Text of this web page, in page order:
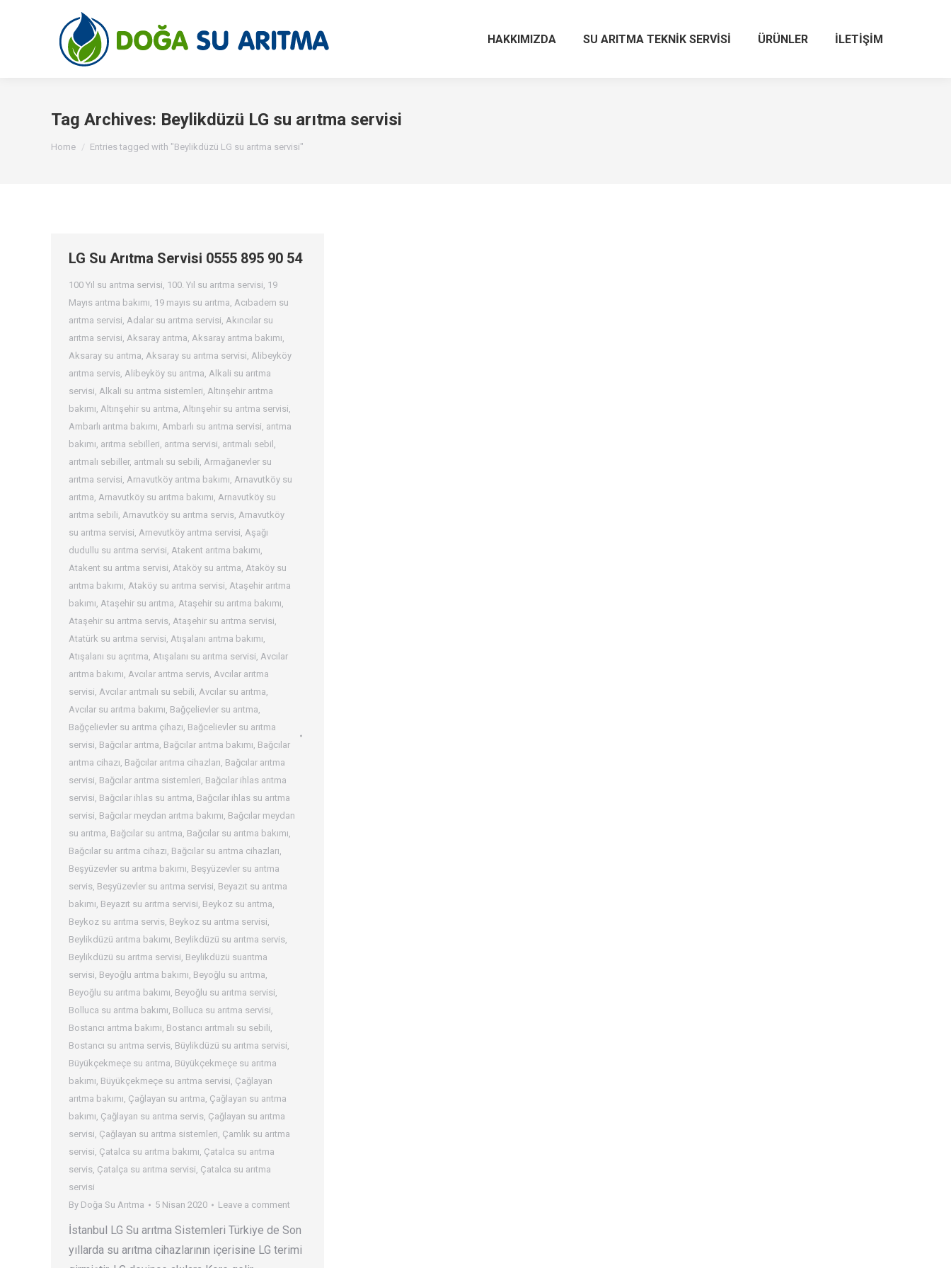
HAKKIMIZDA SU ARITMA TEKNIK SERVISI ÜRÜNLER İLETIŞIM
Tag Archives: Beylikdüzü LG su arıtma servisi
You are here:
Home Entries tagged with "Beylikdüzü LG su arıtma servisi"
LG Su Arıtma Servisi 0555 895 90 54
100 Yıl su arıtma servisi, 100. Yıl su arıtma servisi, 19
Mayıs arıtma bakımı, 19 mayıs su arıtma, Acıbadem su
arıtma servisi, Adalar su arıtma servisi, Akıncılar su
arıtma servisi, Aksaray arıtma, Aksaray arıtma bakımı,
Aksaray su arıtma, Aksaray su arıtma servisi, Alibeyköy
arıtma servis, Alibeyköy su arıtma, Alkali su arıtma
servisi, Alkali su arıtma sistemleri, Altınşehir arıtma
bakımı, Altınşehir su arıtma, Altınşehir su arıtma servisi,
Ambarlı arıtma bakımı, Ambarlı su arıtma servisi, arıtma
bakımı, arıtma sebilleri, arıtma servisi, arıtmalı sebil ,
arıtmalı sebiller, arıtmalı su sebili, Armağanevler su
arıtma servisi, Arnavutköy arıtma bakımı, Arnavutköy su
arıtma, Arnavutköy su arıtma bakımı, Arnavutköy su
arıtma sebili, Arnavutköy su arıtma servis, Arnavutköy
su arıtma servisi, Arnevutköy arıtma servisi, Aşağı
dudullu su arıtma servisi, Atakent arıtma bakımı,
Atakent su arıtma servisi, Ataköy su arıtma, Ataköy su
arıtma bakımı, Ataköy su arıtma servisi, Ataşehir arıtma
bakımı, Ataşehir su arıtma, Ataşehir su arıtma bakımı,
Ataşehir su arıtma servis, Ataşehir su arıtma servisi,
Atatürk su arıtma servisi, Atışalanı arıtma bakımı,
Atışalanı su açrıtma, Atışalanı su arıtma servisi, Avcılar
arıtma bakımı, Avcılar arıtma servis, Avcılar arıtma
servisi, Avcılar arıtmalı su sebili, Avcılar su arıtma,
Avcılar su arıtma bakımı, Bağçelievler su arıtma,
Bağçelievler su arıtma çihazı, Bağcelievler su arıtma
servisi, Bağcılar arıtma, Bağcılar arıtma bakımı, Bağcılar
arıtma cihazı, Bağcılar arıtma cihazları, Bağcılar arıtma
servisi, Bağcılar arıtma sistemleri, Bağcılar ihlas arıtma
servisi, Bağcılar ihlas su arıtma, Bağcılar ihlas su arıtma
servisi, Bağcılar meydan arıtma bakımı, Bağcılar meydan
su arıtma, Bağcılar su arıtma, Bağcılar su arıtma bakımı,
Bağcılar su arıtma cihazı, Bağcılar su arıtma cihazları,
Beşyüzevler su arıtma bakımı, Beşyüzevler su arıtma
servis, Beşyüzevler su arıtma servisi, Beyazıt su arıtma
bakımı, Beyazıt su arıtma servisi, Beykoz su arıtma,
Beykoz su arıtma servis, Beykoz su arıtma servisi,
Beylikdüzü arıtma bakımı, Beylikdüzü su arıtma servis,
Beylikdüzü su arıtma servisi, Beylikdüzü suarıtma
servisi, Beyoğlu arıtma bakımı, Beyoğlu su arıtma,
Beyoğlu su arıtma bakımı, Beyoğlu su arıtma servisi,
Bolluca su arıtma bakımı, Bolluca su arıtma servisi,
Bostancı arıtma bakımı, Bostancı arıtmalı su sebili,
Bostancı su arıtma servis, Büylikdüzü su arıtma servisi,
Büyükçekmeçe su arıtma, Büyükçekmeçe su arıtma
bakımı, Büyükçekmeçe su arıtma servisi, Çağlayan
arıtma bakımı, Çağlayan su arıtma, Çağlayan su arıtma
bakımı, Çağlayan su arıtma servis, Çağlayan su arıtma
servisi, Çağlayan su arıtma sistemleri, Çamlık su arıtma
servisi, Çatalca su arıtma bakımı, Çatalca su arıtma
servis, Çatalça su arıtma servisi, Çatalca su arıtma
servisi
By Doğa Su Arıtma 5 Nisan 2020 Leave a comment
İstanbul LG Su arıtma Sistemleri Türkiye de Son
yıllarda su arıtma cihazlarının içerisine LG terimi